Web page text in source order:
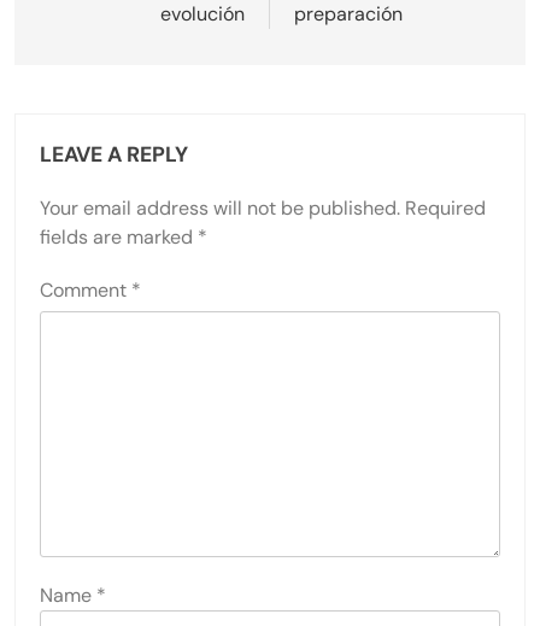
evolución
preparación
LEAVE A REPLY
Your email address will not be published. Required
fields are marked *
Comment *
Name *